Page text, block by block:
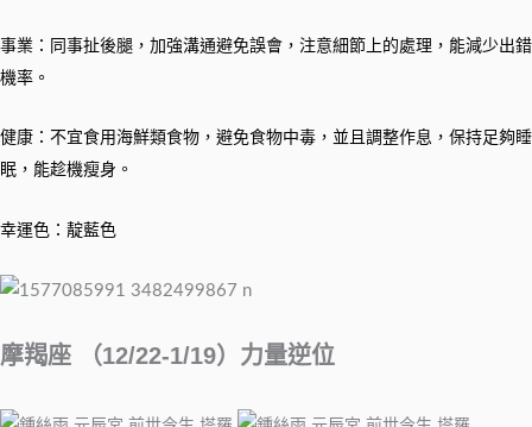
事業：同事扯後腿，加強溝通避免誤會，注意細節上的處理，能減少出錯
機率。
健康：不宜食用海鮮類食物，避免食物中毒，並且調整作息，保持足夠睡
眠，能趁機瘦身。
幸運色：靛藍色
摩羯座 （12/22-1/19）力量逆位